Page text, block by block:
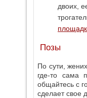
двоих,
Позы
По сути,
где-то сама
общайтесь с
сделает свое